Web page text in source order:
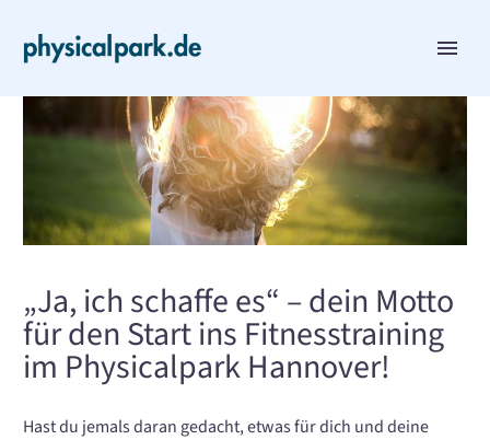
„Ja, ich schaffe es“ – dein Motto
für den Start ins Fitnesstraining
im Physicalpark Hannover!
Hast du jemals daran gedacht, etwas für dich und deine